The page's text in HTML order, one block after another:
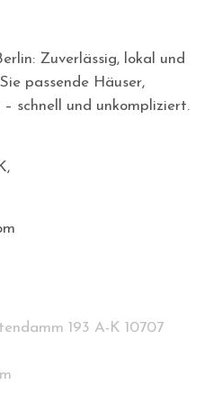
Zuverlässig, lokal und
passende Häuser,
schnell und unkompliziert.
193 A-K 10707